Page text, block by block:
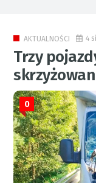
AKTUALNOŚCI 4
Trzy
0